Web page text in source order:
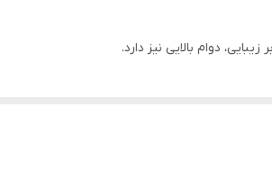
دوام بالایی نیز دارد.
دارد.